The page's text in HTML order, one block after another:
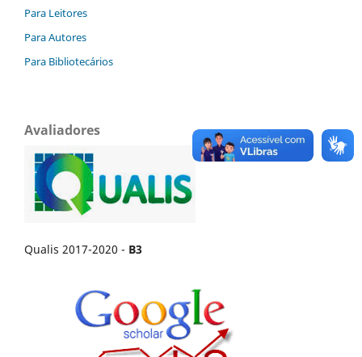
Para Leitores
Para Autores
Para Bibliotecários
Avaliadores
Qualis 2017-2020 - B3